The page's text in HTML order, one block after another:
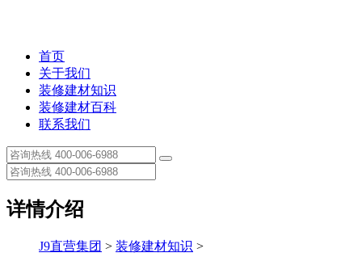
首页
关于我们
装修建材知识
装修建材百科
联系我们
详情介绍
J9直营集团 > 装修建材知识 >